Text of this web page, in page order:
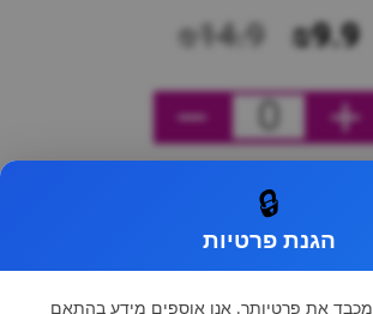
₪9.9
₪14.9
0
🔒
הגנת פרטיות
מכבד את פרטיותך. אנו אוספים מידע בהתאם